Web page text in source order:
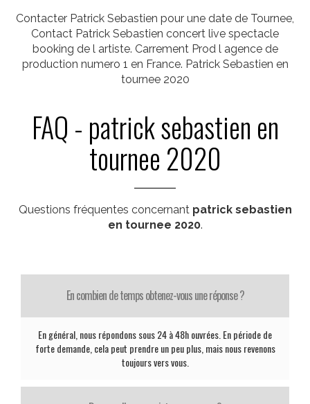
Contacter Patrick Sebastien pour une date de Tournee,
Contact Patrick Sebastien concert live spectacle
booking de l artiste. Carrement Prod l agence de
production numero 1 en France. Patrick Sebastien en
tournee 2020
FAQ - patrick sebastien en
tournee 2020
Questions fréquentes concernant patrick sebastien
en tournee 2020.
En combien de temps obtenez-vous une réponse ?
En général, nous répondons sous 24 à 48h ouvrées. En période de
forte demande, cela peut prendre un peu plus, mais nous revenons
toujours vers vous.